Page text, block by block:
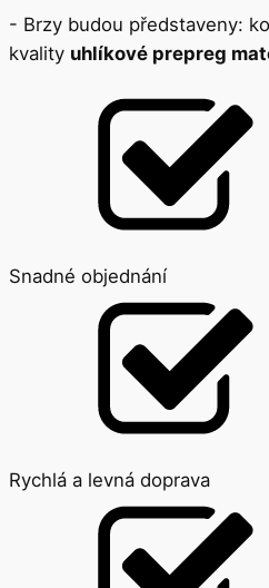
- Brzy budou představeny:
kvality uhlíkové prepreg
Snadné objednání
Rychlá a levná doprava